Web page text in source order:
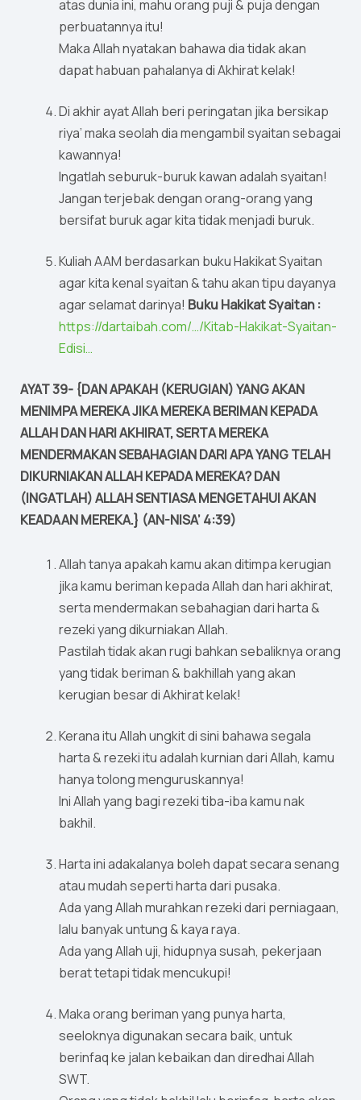
atas dunia ini, mahu orang puji & puja dengan
perbuatannya itu!
Maka Allah nyatakan bahawa dia tidak akan
dapat habuan pahalanya di Akhirat kelak!
Di akhir ayat Allah beri peringatan jika bersikap
riya’ maka seolah dia mengambil syaitan sebagai
kawannya!
Ingatlah seburuk-buruk kawan adalah syaitan!
Jangan terjebak dengan orang-orang yang
bersifat buruk agar kita tidak menjadi buruk.
Kuliah AAM berdasarkan buku Hakikat Syaitan
agar kita kenal syaitan & tahu akan tipu dayanya
agar selamat darinya! Buku Hakikat Syaitan :
https://dartaibah.com/…/Kitab-Hakikat-Syaitan-
Edisi…
AYAT 39- {DAN APAKAH (KERUGIAN) YANG AKAN
MENIMPA MEREKA JIKA MEREKA BERIMAN KEPADA
ALLAH DAN HARI AKHIRAT, SERTA MEREKA
MENDERMAKAN SEBAHAGIAN DARI APA YANG TELAH
DIKURNIAKAN ALLAH KEPADA MEREKA? DAN
(INGATLAH) ALLAH SENTIASA MENGETAHUI AKAN
KEADAAN MEREKA.} (AN-NISA’ 4:39)
Allah tanya apakah kamu akan ditimpa kerugian
jika kamu beriman kepada Allah dan hari akhirat,
serta mendermakan sebahagian dari harta &
rezeki yang dikurniakan Allah.
Pastilah tidak akan rugi bahkan sebaliknya orang
yang tidak beriman & bakhillah yang akan
kerugian besar di Akhirat kelak!
Kerana itu Allah ungkit di sini bahawa segala
harta & rezeki itu adalah kurnian dari Allah, kamu
hanya tolong menguruskannya!
Ini Allah yang bagi rezeki tiba-iba kamu nak
bakhil.
Harta ini adakalanya boleh dapat secara senang
atau mudah seperti harta dari pusaka.
Ada yang Allah murahkan rezeki dari perniagaan,
lalu banyak untung & kaya raya.
Ada yang Allah uji, hidupnya susah, pekerjaan
berat tetapi tidak mencukupi!
Maka orang beriman yang punya harta,
seeloknya digunakan secara baik, untuk
berinfaq ke jalan kebaikan dan diredhai Allah
SWT.